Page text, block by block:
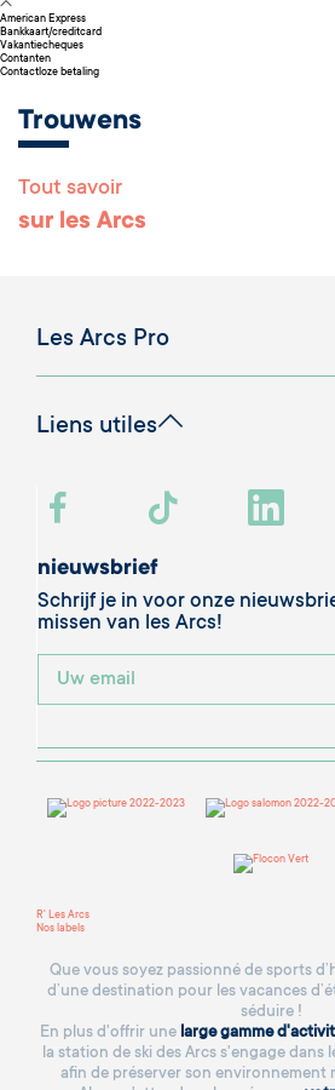
American Express
Bankkaart/creditcard
Vakantiecheques
Contanten
Contactloze betaling
Trouwens
Tout savoir
sur les Arcs
Les Arcs Pro
Liens utiles
nieuwsbrief
Schrijf je in voor onze
missen van les Arcs!
R' Les Arcs
Nos labels
Que vous soyez passionné de sports
d’une destination pour les vacances
séduire !
En plus d'offrir une large gamme
la station de ski des Arcs s'engage dans
afin de préserver son environnement